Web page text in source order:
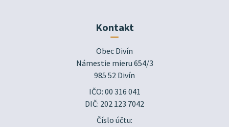
Kontakt
Obec Divín
Námestie mieru 654/3
985 52 Divín
IČO: 00 316 041
DIČ: 202 123 7042
Číslo účtu: